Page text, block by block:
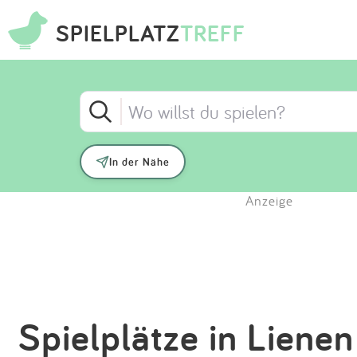
SPIELPLATZTREFF
In der Nähe
Anzeige
Spielplätze in Lienen